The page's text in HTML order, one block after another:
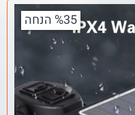
%35 הנחה